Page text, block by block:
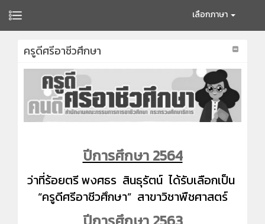
เลือกภาษา
ครูดีศรีอาชีวศึกษา
ปีการศึกษา 2564
ว่าที่ร้อยตรี พงศธร สินธุรัตน์ ได้รับเลือกเป็น
“ครูดีศรีอาชีวศึกษา” สาขาวิชาพืชศาสตร์